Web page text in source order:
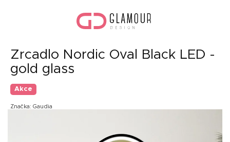
Zrcadlo Nordic Oval Black LED -
gold glass
Akce
Značka: Gaudia